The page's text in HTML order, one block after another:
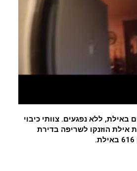
באילת, ללא נפגעים. צוותי כיבוי
אילת הוזנקו לשריפה בדירת